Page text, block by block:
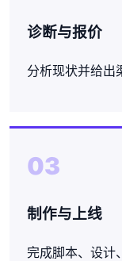
诊断与报价
分析现状并给出
03
制作与上线
完成脚本、设计